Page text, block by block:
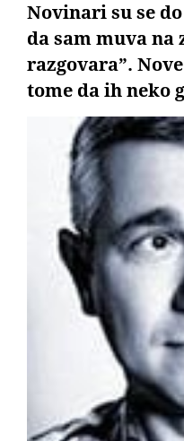
Novinari su se
da sam muva na
razgovara”.
tome da ih neko